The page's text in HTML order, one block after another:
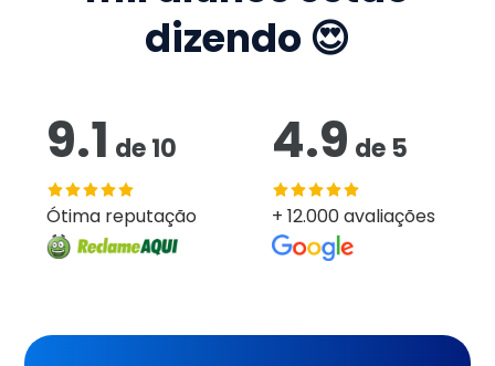
dizendo 😍
9.1 de10
Ótima reputação
4.9 de 5
+ 12.000 avaliações